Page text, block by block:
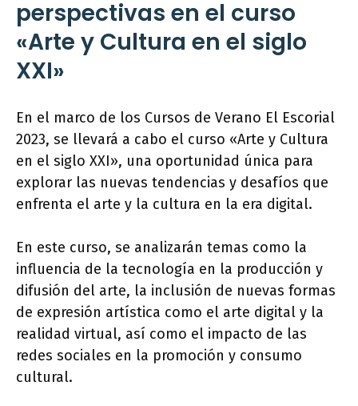
perspectivas en el curso
«Arte y Cultura en el siglo
XXI»
En el marco de los Cursos de Verano El Escorial
2023, se llevará a cabo el curso «Arte y Cultura
en el siglo XXI», una oportunidad única para
explorar las nuevas tendencias y desafíos que
enfrenta el arte y la cultura en la era digital.
En este curso, se analizarán temas como la
influencia de la tecnología en la producción y
difusión del arte, la inclusión de nuevas formas
de expresión artística como el arte digital y la
realidad virtual, así como el impacto de las
redes sociales en la promoción y consumo
cultural.